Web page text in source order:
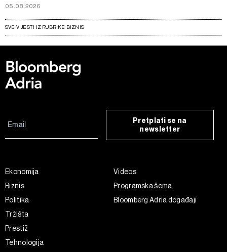
05.08.2026
SVE VIJESTI IZ RUBRIKE BIZNIS
Pretplati se na
newsletter
Ekonomija
Biznis
Politika
Tržišta
Prestiž
Tehnologija
Videos
Programska šema
Bloomberg Adria događaji